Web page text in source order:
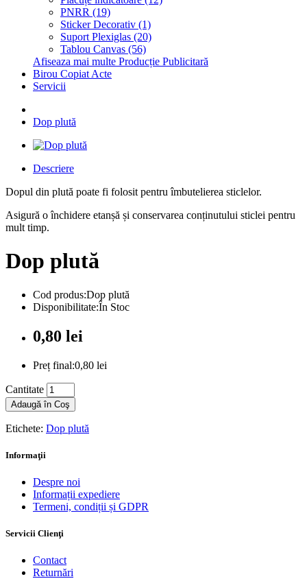
PNRR (19)
Sticker Decorativ (1)
Suport Plexiglas (20)
Tablou Canvas (56)
Afiseaza mai multe Producție Publicitară
Birou Copiat Acte
Servicii
Dop plută
Descriere
Dopul din plută poate fi folosit pentru îmbutelierea sticlelor.
Asigură o închidere etanșă și conservarea conținutului sticlei pentru
mult timp.
Dop plută
Cod produs:Dop plută
Disponibilitate:În Stoc
0,80 lei
Preț final:0,80 lei
Cantitate
Adaugă în Coş
Etichete: Dop plută
Informaţii
Despre noi
Informații expediere
Termeni, condiții și GDPR
Servicii Clienţi
Contact
Returnări